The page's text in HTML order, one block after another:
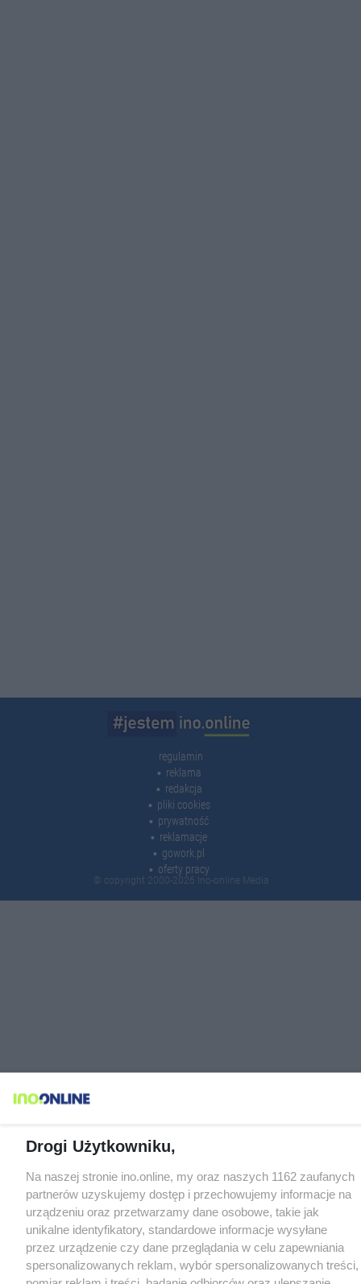
regulamin
reklama
redakcja
pliki cookies
prywatność
reklamacje
gowork.pl
oferty pracy
© copyright 2000-2026 Ino-online Media
Drogi Użytkowniku,
Na naszej stronie ino.online, my oraz naszych 1162 zaufanych
partnerów uzyskujemy dostęp i przechowujemy informacje na
urządzeniu oraz przetwarzamy dane osobowe, takie jak
unikalne identyfikatory, standardowe informacje wysyłane
przez urządzenie czy dane przeglądania w celu zapewniania
spersonalizowanych reklam, wybór spersonalizowanych treści,